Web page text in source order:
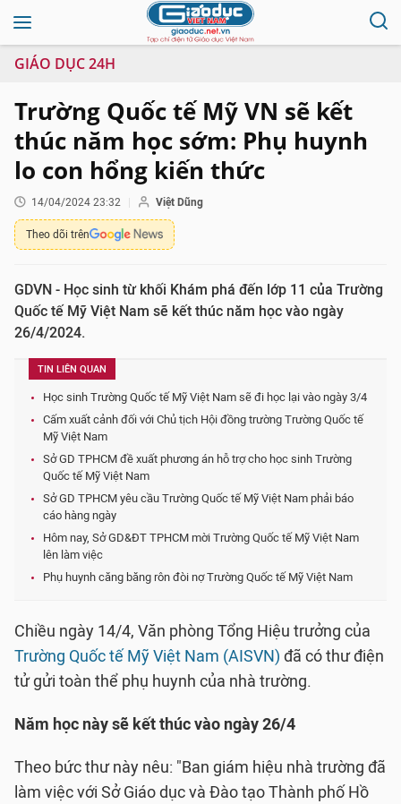
GIÁO DỤC 24H
Trường Quốc tế Mỹ VN sẽ kết
thúc năm học sớm: Phụ huynh
lo con hổng kiến thức
14/04/2024 23:32 Việt Dũng
Theo dõi trên
GDVN - Học sinh từ khối Khám phá đến lớp 11 của Trường
Quốc tế Mỹ Việt Nam sẽ kết thúc năm học vào ngày
26/4/2024.
TIN LIÊN QUAN
Học sinh Trường Quốc tế Mỹ Việt Nam sẽ đi học lại vào ngày 3/4
Cấm xuất cảnh đối với Chủ tịch Hội đồng trường Trường Quốc tế
Mỹ Việt Nam
Sở GD TPHCM đề xuất phương án hỗ trợ cho học sinh Trường
Quốc tế Mỹ Việt Nam
Sở GD TPHCM yêu cầu Trường Quốc tế Mỹ Việt Nam phải báo
cáo hàng ngày
Hôm nay, Sở GD&ĐT TPHCM mời Trường Quốc tế Mỹ Việt Nam
lên làm việc
Phụ huynh căng băng rôn đòi nợ Trường Quốc tế Mỹ Việt Nam
Chiều ngày 14/4, Văn phòng Tổng Hiệu trưởng của
Trường Quốc tế Mỹ Việt Nam (AISVN) đã có thư điện
tử gửi toàn thể phụ huynh của nhà trường.
Năm học này sẽ kết thúc vào ngày 26/4
Theo bức thư này nêu: "Ban giám hiệu nhà trường đã
làm việc với Sở Giáo dục và Đào tạo Thành phố Hồ